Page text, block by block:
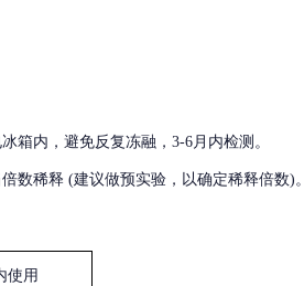
箱内，避免反复冻融，3-6月内检测。
数稀释 (建议做预实验，以确定稀释倍数)。
使用